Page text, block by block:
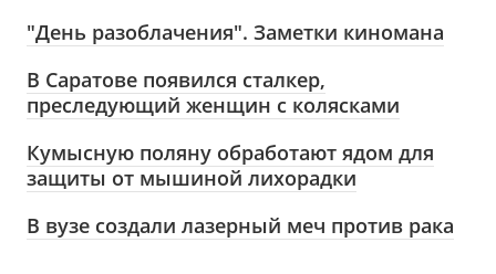
"День разоблачения". Заметки киномана
В Саратове появился сталкер,
преследующий женщин с колясками
Кумысную поляну обработают ядом для
защиты от мышиной лихорадки
В вузе создали лазерный меч против рака